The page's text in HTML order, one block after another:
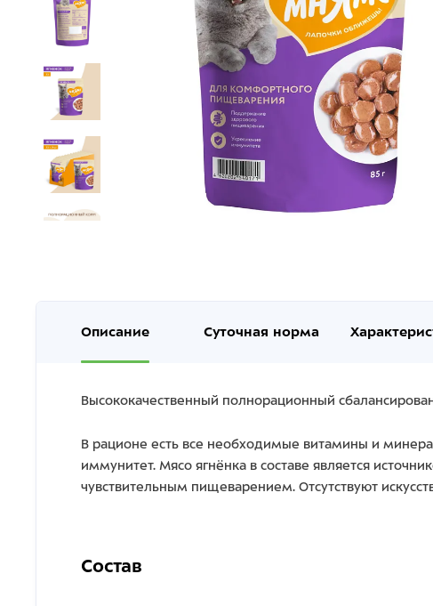
Описание Суточная норма
Высококачественный полнорационный
В рационе есть все необходимые витамины и
иммунитет. Мясо ягнёнка в составе является
чувствительным пищеварением. Отсутствуют
Состав